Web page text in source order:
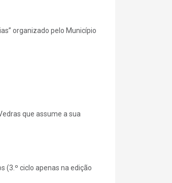
organizado pelo Município
que assume a sua
(3.º ciclo apenas na edição